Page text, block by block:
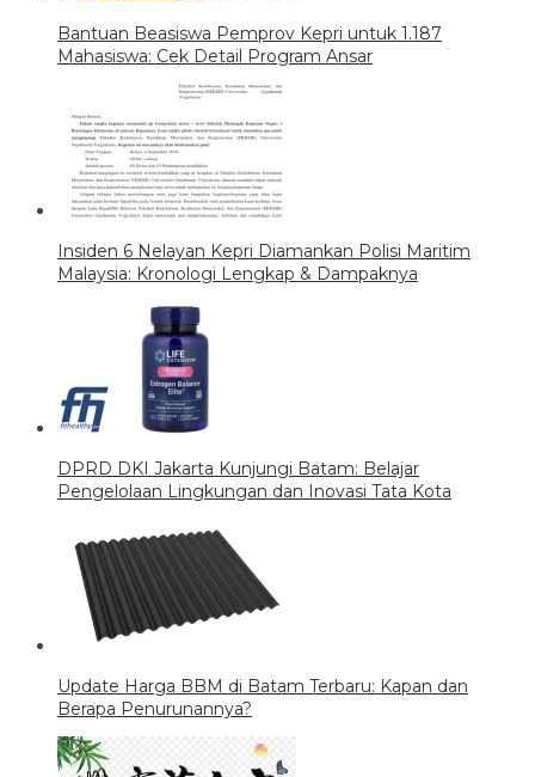
Bantuan Beasiswa Pemprov Kepri untuk 1.187
Mahasiswa: Cek Detail Program Ansar
Insiden 6 Nelayan Kepri Diamankan Polisi Maritim
Malaysia: Kronologi Lengkap & Dampaknya
DPRD DKI Jakarta Kunjungi Batam: Belajar
Pengelolaan Lingkungan dan Inovasi Tata Kota
Update Harga BBM di Batam Terbaru: Kapan dan
Berapa Penurunannya?